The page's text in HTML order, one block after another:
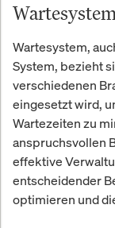
Wartesystem,
System, bezieht
verschiedenen
eingesetzt wird,
Wartezeiten zu
anspruchsvollen
effektive
entscheidender
optimieren und